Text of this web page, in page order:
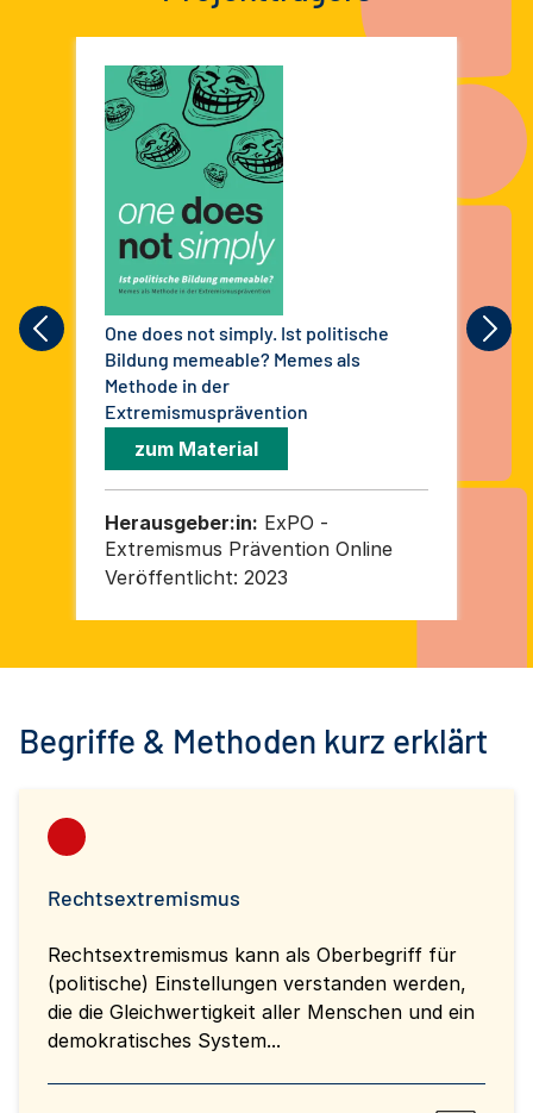
One does not simply. Ist politische
Bildung memeable? Memes als
Methode in der
Extremismusprävention
zum Material
Herausgeber:in: ExPO -
Extremismus Prävention Online
Veröffentlicht: 2023
Begriffe & Methoden kurz erklärt
Rechtsextremismus
Rechtsextremismus kann als Oberbegriff für
(politische) Einstellungen verstanden werden,
die die Gleichwertigkeit aller Menschen und ein
demokratisches System...